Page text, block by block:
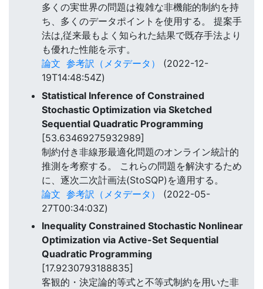
多くの実世界の問題は複雑な非機能的制約を持
ち、多くのデータポイントを使用する。 提案手
法は,従来最もよく知られた結果で既存手法より
も優れた性能を示す。
論文 参考訳（メタデータ）
(2022-12-
19T14:48:54Z)
Statistical Inference of Constrained
Stochastic Optimization via Sketched
Sequential Quadratic Programming
[53.63469275932989]
制約付き非線形最適化問題のオンライン統計的
推測を考察する。 これらの問題を解決するため
に、逐次二次計画法(StoSQP)を適用する。
論文 参考訳（メタデータ）
(2022-05-
27T00:34:03Z)
Inequality Constrained Stochastic Nonlinear
Optimization via Active-Set Sequential
Quadratic Programming
[17.9230793188835]
客観的・決定論的等式と不等式制約を用いた非